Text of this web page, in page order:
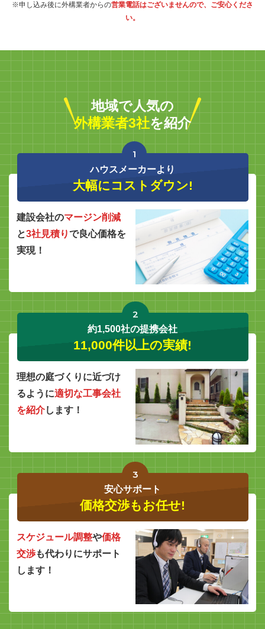
※申し込み後に外構業者からの営業電話はございませんので、ご安心くださ
い。
地域で人気の
外構業者3社を紹介
1
ハウスメーカーより
大幅にコストダウン!
建設会社のマージン削減
と3社見積りで良心価格を
実現！
2
約1,500社の提携会社
11,000件以上の実績!
理想の庭づくりに近づけ
るように適切な工事会社
を紹介します！
3
安心サポート
価格交渉もお任せ!
スケジュール調整や価格
交渉も代わりにサポート
します！